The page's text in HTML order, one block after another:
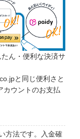
ん・便利な決済サ
と同じ便利さと
カウントのお支払
方法です。入金確